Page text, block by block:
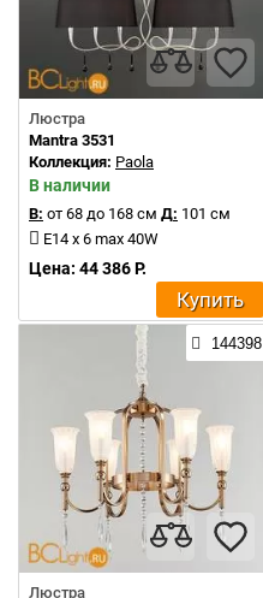
Люстра
Mantra 3531
Коллекция: Paola
В наличии
В: от 68 до 168 см Д: 101 см
E14 x 6 max 40W
Цена: 44 386 Р.
Купить
144398
Люстра